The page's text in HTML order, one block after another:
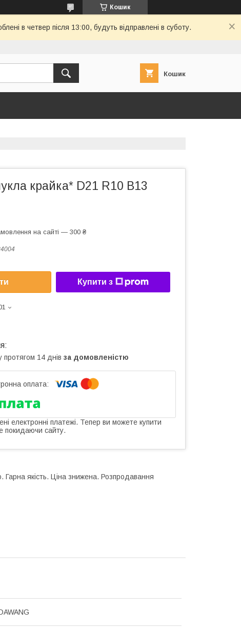
Кошик
в четвер після 13:00, будуть відправлені в суботу.
Кошик
крайка* D21 R10 B13
на сайті — 300 ₴
Купити з
протягом 14 днів за домовленістю
електронні платежі. Тепер ви можете купити
покидаючи сайту.
якість. Ціна знижена. Розпродавання